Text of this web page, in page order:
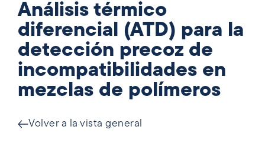
Análisis térmico
diferencial (ATD) para la
detección precoz de
incompatibilidades en
mezclas de polímeros
Volver a la vista general